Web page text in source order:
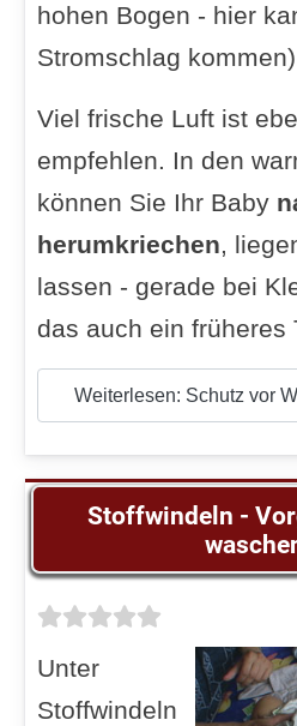
hohen Bogen - hier
Stromschlag
Viel frische Luft ist
empfehlen. In den
können Sie Ihr Baby
herumkriechen,
lassen - gerade bei
das auch ein früheres
Weiterlesen: Schutz vor
Stoffwindeln -
Unter
Stoffwindeln